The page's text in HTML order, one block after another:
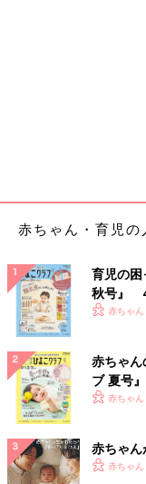
赤ちゃん・育児
育児の
秋号』 4
いっぱい
赤ちゃん
赤ちゃ
ブ 夏号
く！ お
赤ちゃん
赤ちゃん
赤ちゃん